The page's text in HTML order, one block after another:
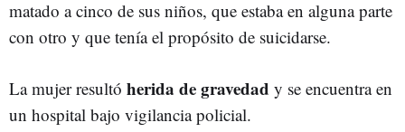
matado a cinco de sus niños, que estaba en alguna parte
con otro y que tenía el propósito de suicidarse.
La mujer resultó herida de gravedad y se encuentra en
un hospital bajo vigilancia policial.